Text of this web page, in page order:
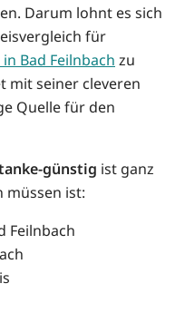
Darum lohnt es sich
für
Bad Feilnbach zu
mit seiner cleveren
Quelle für den
günstig ist ganz
müssen ist:
Feilnbach